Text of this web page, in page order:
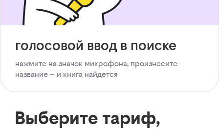
голосовой ввод в поиске
нажмите на значок микрофона, произнесите
название – и книга найдется
Выберите тариф,